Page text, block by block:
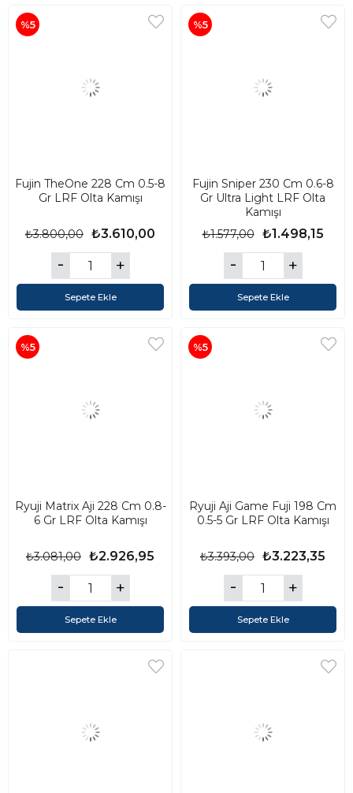
Fujin TheOne 228 Cm 0.5-8
Gr LRF Olta Kamışı
₺3.610,00
₺3.800,00
Sepete Ekle
%5
Fujin Sniper 230 Cm 0.6-8
Gr Ultra Light LRF Olta
Kamışı
₺1.498,15
₺1.577,00
Sepete Ekle
%5
Ryuji Matrix Aji 228 Cm 0.8-
6 Gr LRF Olta Kamışı
₺2.926,95
₺3.081,00
Sepete Ekle
%5
Ryuji Aji Game Fuji 198 Cm
0.5-5 Gr LRF Olta Kamışı
₺3.223,35
₺3.393,00
Sepete Ekle
%5